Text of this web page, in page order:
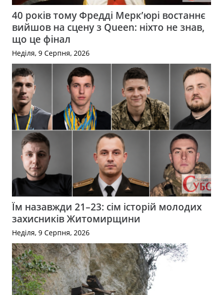
40 років тому Фредді Мерк’юрі востаннє
вийшов на сцену з Queen: ніхто не знав,
що це фінал
Неділя, 9 Серпня, 2026
Їм назавжди 21–23: сім історій молодих
захисників Житомирщини
Неділя, 9 Серпня, 2026